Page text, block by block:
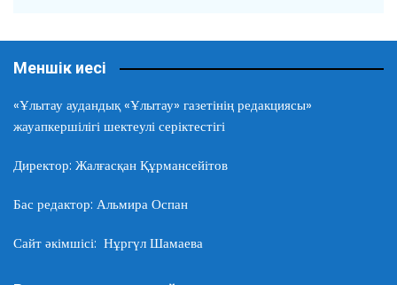
Меншік иесі
«Ұлытау аудандық «Ұлытау» газетінің редакциясы»
жауапкершілігі шектеулі серіктестігі
Директор: Жалғасқан Құрмансейітов
Бас редактор: Альмира Оспан
Сайт әкімшісі: Нұргүл Шамаева